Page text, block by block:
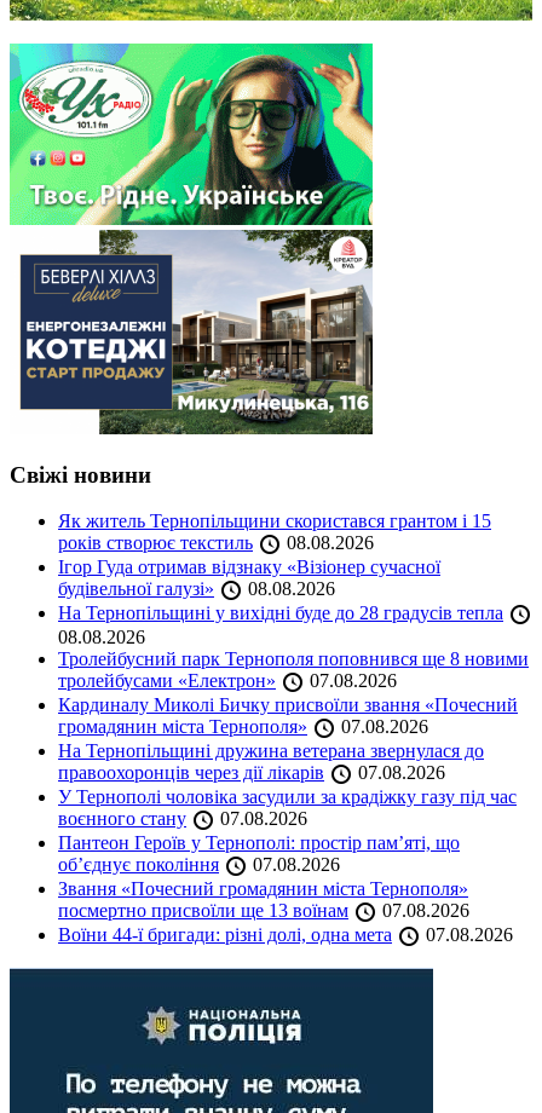
Свіжі новини
Як житель Тернопільщини скористався грантом і 15
років створює текстиль
08.08.2026
Ігор Гуда отримав відзнаку «Візіонер сучасної
будівельної галузі»
08.08.2026
На Тернопільщині у вихідні буде до 28 градусів тепла
08.08.2026
Тролейбусний парк Тернополя поповнився ще 8 новими
тролейбусами «Електрон»
07.08.2026
Кардиналу Миколі Бичку присвоїли звання «Почесний
громадянин міста Тернополя»
07.08.2026
На Тернопільщині дружина ветерана звернулася до
правоохоронців через дії лікарів
07.08.2026
У Тернополі чоловіка засудили за крадіжку газу під час
воєнного стану
07.08.2026
Пантеон Героїв у Тернополі: простір пам’яті, що
об’єднує покоління
07.08.2026
Звання «Почесний громадянин міста Тернополя»
посмертно присвоїли ще 13 воїнам
07.08.2026
Воїни 44-ї бригади: різні долі, одна мета
07.08.2026